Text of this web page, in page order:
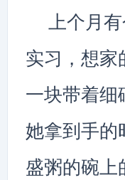
上个月
实习，想家
一块带着细
她拿到手的
盛粥的碗上